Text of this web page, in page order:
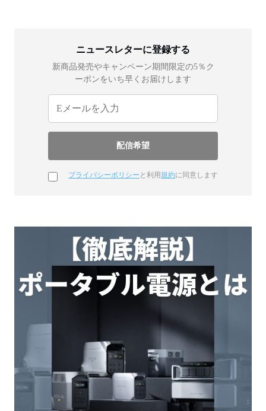
ニュースレターに登録する
新商品発売やキャンペーン期間限定の5％ク
ーポンをいち早くお届けします
プライバシーポリシー と利用規約に同意します